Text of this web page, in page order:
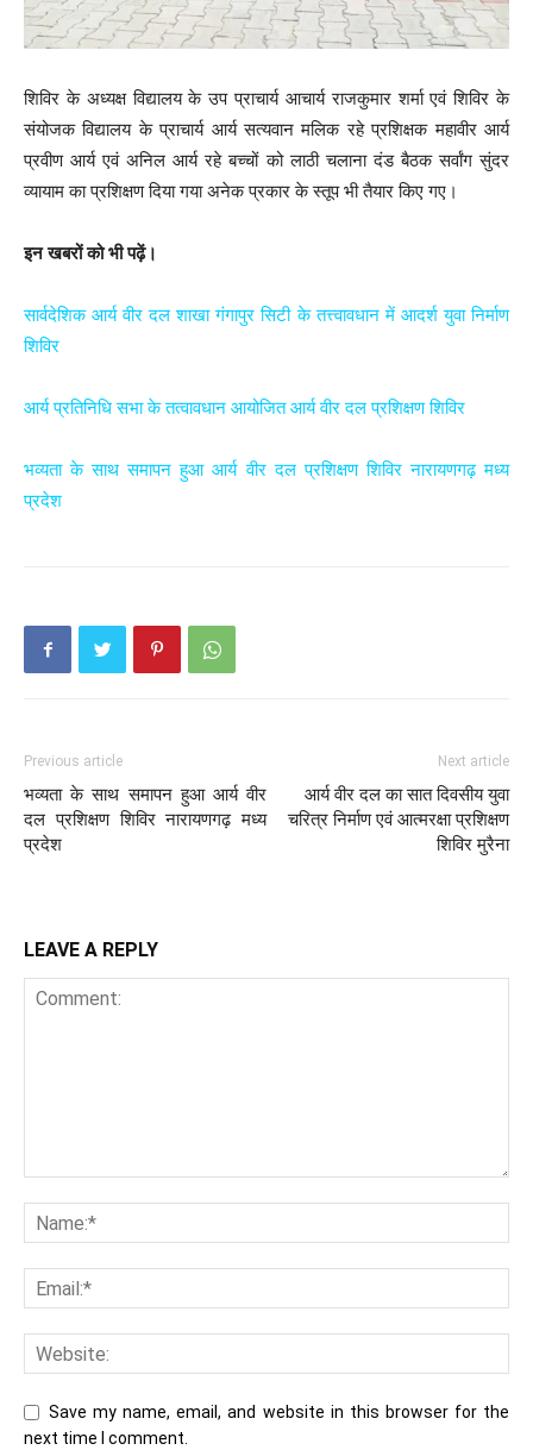
शिविर के अध्यक्ष विद्यालय के उप प्राचार्य आचार्य राजकुमार शर्मा एवं शिविर के
संयोजक विद्यालय के प्राचार्य आर्य सत्यवान मलिक रहे प्रशिक्षक महावीर आर्य
प्रवीण आर्य एवं अनिल आर्य रहे बच्चों को लाठी चलाना दंड बैठक सर्वांग सुंदर
व्यायाम का प्रशिक्षण दिया गया अनेक प्रकार के स्तूप भी तैयार किए गए।
इन खबरों को भी पढ़ें।
सार्वदेशिक आर्य वीर दल शाखा गंगापुर सिटी के तत्त्वावधान में आदर्श युवा निर्माण
शिविर
आर्य प्रतिनिधि सभा के तत्वावधान आयोजित आर्य वीर दल प्रशिक्षण शिविर
भव्यता के साथ समापन हुआ आर्य वीर दल प्रशिक्षण शिविर नारायणगढ़ मध्य
प्रदेश
Previous article
भव्यता के साथ समापन हुआ आर्य वीर
दल प्रशिक्षण शिविर नारायणगढ़ मध्य
प्रदेश
Next article
आर्य वीर दल का सात दिवसीय युवा
चरित्र निर्माण एवं आत्मरक्षा प्रशिक्षण
शिविर मुरैना
LEAVE A REPLY
Save my name, email, and website in this browser for the
next time I comment.